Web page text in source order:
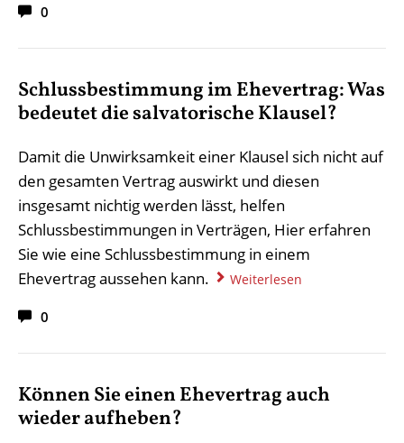
0
Schlussbestimmung im Ehevertrag: Was
bedeutet die salvatorische Klausel?
Damit die Unwirksamkeit einer Klausel sich nicht auf
den gesamten Vertrag auswirkt und diesen
insgesamt nichtig werden lässt, helfen
Schlussbestimmungen in Verträgen, Hier erfahren
Sie wie eine Schlussbestimmung in einem
Ehevertrag aussehen kann.
Weiterlesen
0
Können Sie einen Ehevertrag auch
wieder aufheben?